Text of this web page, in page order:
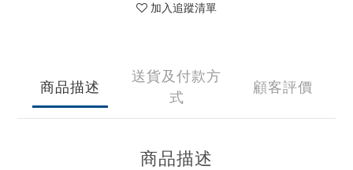
加入追蹤清單
商品描述
送貨及付款方
式
顧客評價
商品描述